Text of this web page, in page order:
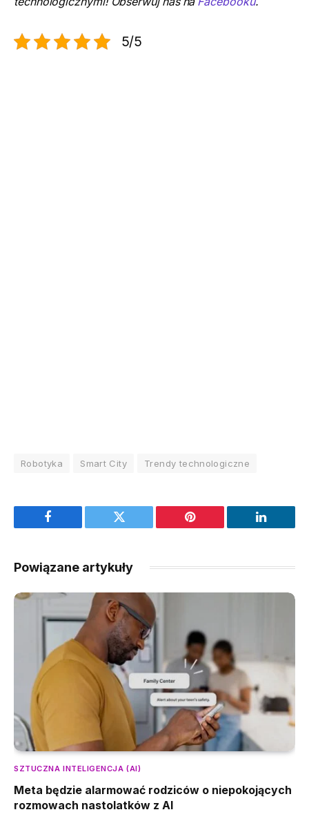
5/5
Robotyka Smart City Trendy technologiczne
Facebook Twitter Pinterest LinkedIn
Powiązane artykuły
SZTUCZNA INTELIGENCJA (AI)
Meta będzie alarmować rodziców o niepokojących
rozmowach nastolatków z AI